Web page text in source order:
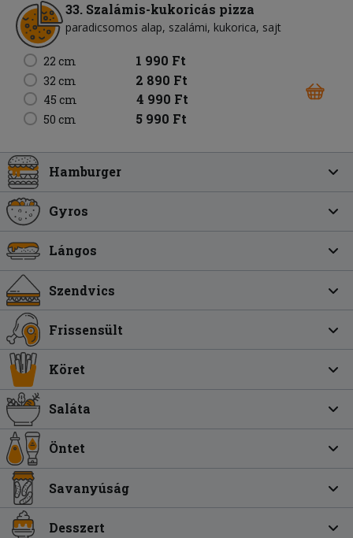
33. Szalámis-kukoricás pizza
paradicsomos alap szalámi kukorica sajt
22 cm 1 990 Ft
32 cm 2 890 Ft
45 cm 4 990 Ft
50 cm 5 990 Ft
Hamburger
Gyros
Lángos
Szendvics
Frissensült
Köret
Saláta
Öntet
Savanyúság
Desszert